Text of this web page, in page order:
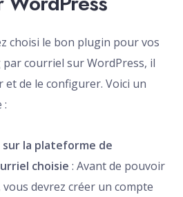
choisi le bon plugin pour vos
courriel sur WordPress, il
et de le configurer. Voici un
:
la plateforme de
choisie : Avant de pouvoir
devrez créer un compte